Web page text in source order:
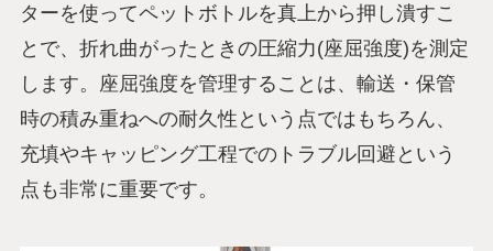
ターを使ってペットボトルを真上から押し潰すこ
とで、折れ曲がったときの圧縮力(座屈強度)を測定
します。座屈強度を管理することは、輸送・保管
時の積み重ねへの耐久性という点ではもちろん、
充填やキャッピング工程でのトラブル回避という
点も非常に重要です。